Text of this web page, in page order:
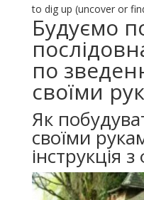
to dig up (uncover or
Будуємо
по
своїми
Як
своїми
інструкція